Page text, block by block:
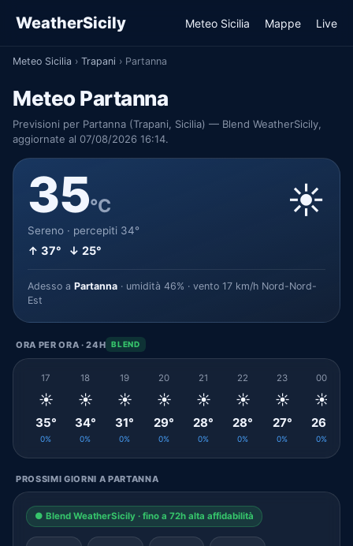
WeatherSicily Meteo Sicilia Mappe Live
Meteo Sicilia › Trapani › Partanna
Meteo Partanna
Previsioni per Partanna (Trapani, Sicilia) — Blend WeatherSicily,
aggiornate al 07/08/2026 16:14.
35°C
Sereno · percepiti 34°
↑ 37° ↓ 25°
☀️
Adesso a Partanna · umidità 46% · vento 17 km/h Nord-Nord-
Est
ORA PER ORA · 24H BLEND
17
☀️
35°
0%
18
☀️
34°
0%
19
☀️
31°
0%
20
☀️
29°
0%
21
☀️
28°
0%
22
☀️
28°
0%
23
☀️
27°
0%
00
☀️
26°
0%
PROSSIMI GIORNI A PARTANNA
● Blend WeatherSicily · fino a 72h alta affidabilità